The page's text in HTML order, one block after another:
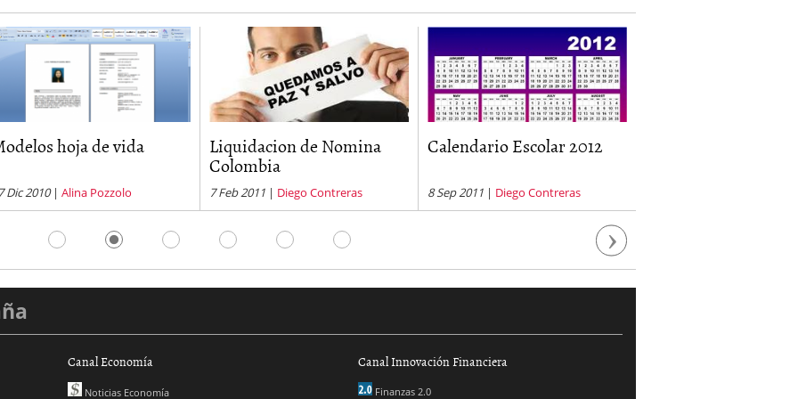
hoja de vida
Dic 2010| Alina Pozzolo
Liquidacion de Nomina
Colombia
7 Feb 2011 | Diego Contreras
Calendario Escolar 2012
8 Sep 2011 | Diego Contreras
Next
Canal Economía
Noticias Economía
Canal Innovación Financiera
Finanzas 2.0